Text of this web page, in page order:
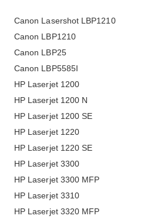
Canon Lasershot LBP1210
Canon LBP1210
Canon LBP25
Canon LBP5585I
HP Laserjet 1200
HP Laserjet 1200 N
HP Laserjet 1200 SE
HP Laserjet 1220
HP Laserjet 1220 SE
HP Laserjet 3300
HP Laserjet 3300 MFP
HP Laserjet 3310
HP Laserjet 3320 MFP